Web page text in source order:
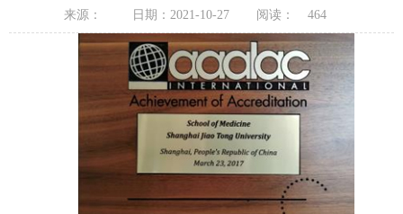
来源： 日期：2021-10-27 阅读： 464